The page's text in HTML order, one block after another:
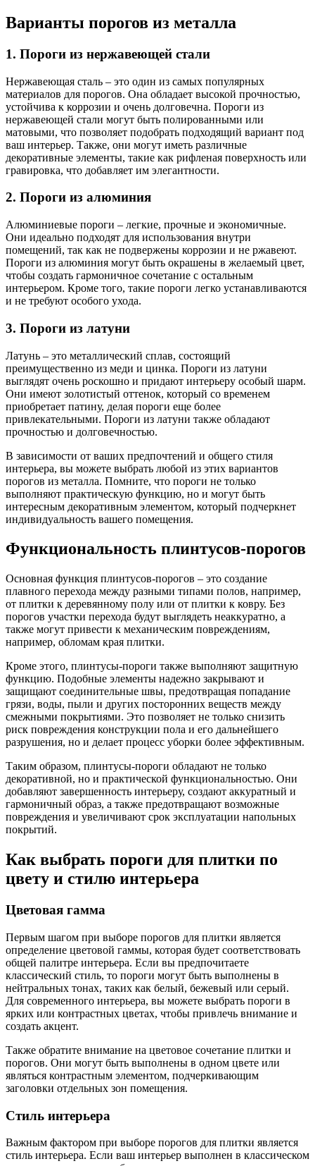
Варианты порогов из металла
1. Пороги из нержавеющей стали
Нержавеющая сталь – это один из самых популярных
материалов для порогов. Она обладает высокой прочностью,
устойчива к коррозии и очень долговечна. Пороги из
нержавеющей стали могут быть полированными или
матовыми, что позволяет подобрать подходящий вариант под
ваш интерьер. Также, они могут иметь различные
декоративные элементы, такие как рифленая поверхность или
гравировка, что добавляет им элегантности.
2. Пороги из алюминия
Алюминиевые пороги – легкие, прочные и экономичные.
Они идеально подходят для использования внутри
помещений, так как не подвержены коррозии и не ржавеют.
Пороги из алюминия могут быть окрашены в желаемый цвет,
чтобы создать гармоничное сочетание с остальным
интерьером. Кроме того, такие пороги легко устанавливаются
и не требуют особого ухода.
3. Пороги из латуни
Латунь – это металлический сплав, состоящий
преимущественно из меди и цинка. Пороги из латуни
выглядят очень роскошно и придают интерьеру особый шарм.
Они имеют золотистый оттенок, который со временем
приобретает патину, делая пороги еще более
привлекательными. Пороги из латуни также обладают
прочностью и долговечностью.
В зависимости от ваших предпочтений и общего стиля
интерьера, вы можете выбрать любой из этих вариантов
порогов из металла. Помните, что пороги не только
выполняют практическую функцию, но и могут быть
интересным декоративным элементом, который подчеркнет
индивидуальность вашего помещения.
Функциональность плинтусов-порогов
Основная функция плинтусов-порогов – это создание
плавного перехода между разными типами полов, например,
от плитки к деревянному полу или от плитки к ковру. Без
порогов участки перехода будут выглядеть неаккуратно, а
также могут привести к механическим повреждениям,
например, обломам края плитки.
Кроме этого, плинтусы-пороги также выполняют защитную
функцию. Подобные элементы надежно закрывают и
защищают соединительные швы, предотвращая попадание
грязи, воды, пыли и других посторонних веществ между
смежными покрытиями. Это позволяет не только снизить
риск повреждения конструкции пола и его дальнейшего
разрушения, но и делает процесс уборки более эффективным.
Таким образом, плинтусы-пороги обладают не только
декоративной, но и практической функциональностью. Они
добавляют завершенность интерьеру, создают аккуратный и
гармоничный образ, а также предотвращают возможные
повреждения и увеличивают срок эксплуатации напольных
покрытий.
Как выбрать пороги для плитки по
цвету и стилю интерьера
Цветовая гамма
Первым шагом при выборе порогов для плитки является
определение цветовой гаммы, которая будет соответствовать
общей палитре интерьера. Если вы предпочитаете
классический стиль, то пороги могут быть выполнены в
нейтральных тонах, таких как белый, бежевый или серый.
Для современного интерьера, вы можете выбрать пороги в
ярких или контрастных цветах, чтобы привлечь внимание и
создать акцент.
Также обратите внимание на цветовое сочетание плитки и
порогов. Они могут быть выполнены в одном цвете или
являться контрастным элементом, подчеркивающим
заголовки отдельных зон помещения.
Стиль интерьера
Важным фактором при выборе порогов для плитки является
стиль интерьера. Если ваш интерьер выполнен в классическом